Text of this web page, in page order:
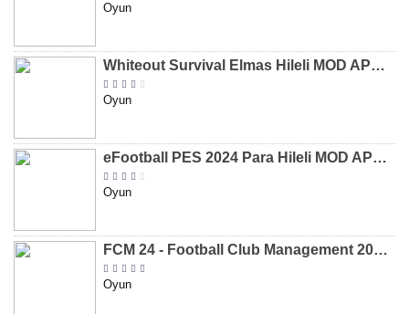
Oyun
Whiteout Survival Elmas Hileli MOD APK indir [v1.13.1]
Oyun
eFootball PES 2024 Para Hileli MOD APK indir [v8.2.0]
Oyun
FCM 24 - Football Club Management 2024 Para Hileli MOD APK indir [v1.0.4]
Oyun